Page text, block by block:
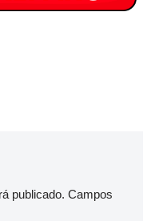
publicado. Campos